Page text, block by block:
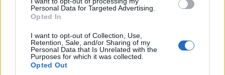
Personal Data for Targeted Advertising.
Opted In
I want to opt-out of Collection, Use,
Retention, Sale, and/or Sharing of my
Personal Data that Is Unrelated with the
Purposes for which it was collected.
Opted Out
ДЕМОЛИРАЊЕ НА ФИЛИПЧЕ:
Мицкоски откри дека
човекот појма нема од
Исчезнаа десетмина